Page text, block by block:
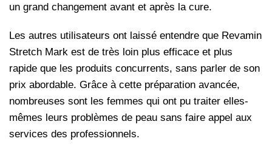
un grand changement avant et après la cure.
Les autres utilisateurs ont laissé entendre que Revamin
Stretch Mark est de très loin plus efficace et plus
rapide que les produits concurrents, sans parler de son
prix abordable. Grâce à cette préparation avancée,
nombreuses sont les femmes qui ont pu traiter elles-
mêmes leurs problèmes de peau sans faire appel aux
services des professionnels.